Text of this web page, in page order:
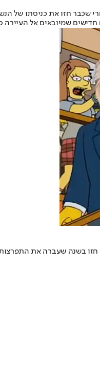
שמיובאים אל העיירה
חזו בשנה שעברה את